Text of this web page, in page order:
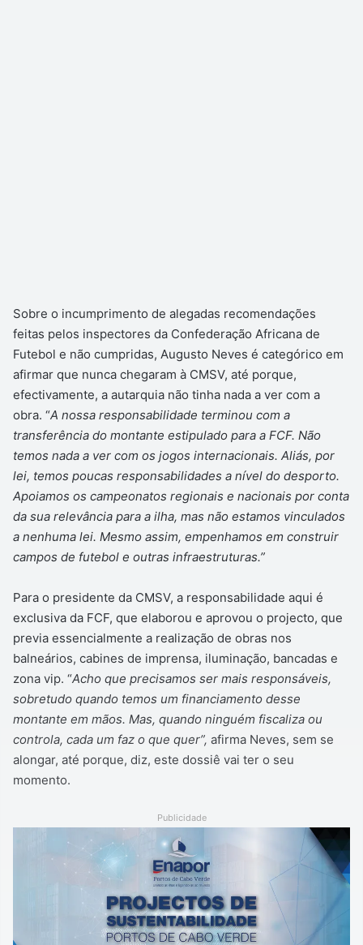
Sobre o incumprimento de alegadas recomendações
feitas pelos inspectores da Confederação Africana de
Futebol e não cumpridas, Augusto Neves é categórico em
afirmar que nunca chegaram à CMSV, até porque,
efectivamente, a autarquia não tinha nada a ver com a
obra. “A nossa responsabilidade terminou com a
transferência do montante estipulado para a FCF. Não
temos nada a ver com os jogos internacionais. Aliás, por
lei, temos poucas responsabilidades a nível do desporto.
Apoiamos os campeonatos regionais e nacionais por conta
da sua relevância para a ilha, mas não estamos vinculados
a nenhuma lei. Mesmo assim, empenhamos em construir
campos de futebol e outras infraestruturas.”
Para o presidente da CMSV, a responsabilidade aqui é
exclusiva da FCF, que elaborou e aprovou o projecto, que
previa essencialmente a realização de obras nos
balneários, cabines de imprensa, iluminação, bancadas e
zona vip. “Acho que precisamos ser mais responsáveis,
sobretudo quando temos um financiamento desse
montante em mãos. Mas, quando ninguém fiscaliza ou
controla, cada um faz o que quer”, afirma Neves, sem se
alongar, até porque, diz, este dossiê vai ter o seu
momento.
Publicidade